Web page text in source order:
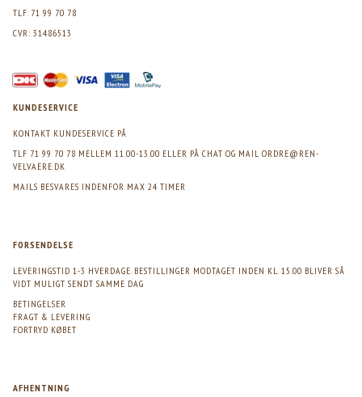
TLF. 71 99 70 78
CVR: 31486513
KUNDESERVICE
KONTAKT KUNDESERVICE PÅ
TLF 71 99 70 78 MELLEM 11.00-13.00 ELLER PÅ CHAT OG MAIL ORDRE@REN-
VELVAERE.DK
MAILS BESVARES INDENFOR MAX 24 TIMER
FORSENDELSE
LEVERINGSTID 1-3 HVERDAGE. BESTILLINGER MODTAGET INDEN KL. 15.00 BLIVER SÅ
VIDT MULIGT SENDT SAMME DAG
BETINGELSER
FRAGT & LEVERING
FORTRYD KØBET
AFHENTNING